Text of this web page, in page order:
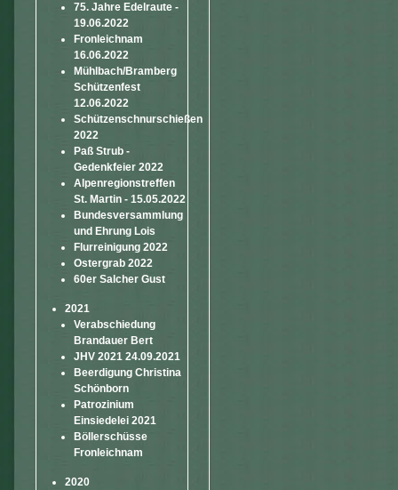
75. Jahre Edelraute -
19.06.2022
Fronleichnam
16.06.2022
Mühlbach/Bramberg
Schützenfest
12.06.2022
Schützenschnurschießen
2022
Paß Strub -
Gedenkfeier 2022
Alpenregionstreffen
St. Martin - 15.05.2022
Bundesversammlung
und Ehrung Lois
Flurreinigung 2022
Ostergrab 2022
60er Salcher Gust
2021
Verabschiedung
Brandauer Bert
JHV 2021 24.09.2021
Beerdigung Christina
Schönborn
Patrozinium
Einsiedelei 2021
Böllerschüsse
Fronleichnam
2020